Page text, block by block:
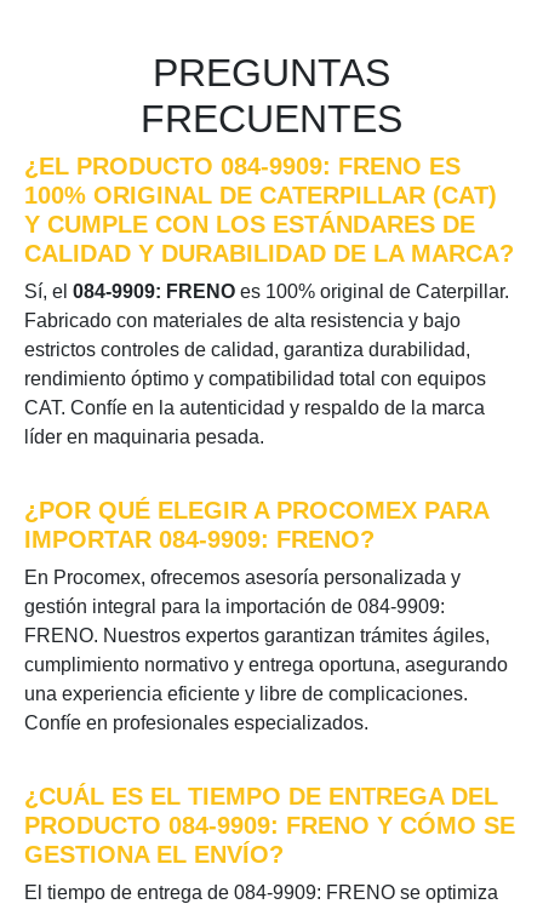
PREGUNTAS
FRECUENTES
¿EL PRODUCTO 084-9909: FRENO ES
100% ORIGINAL DE CATERPILLAR (CAT)
Y CUMPLE CON LOS ESTÁNDARES DE
CALIDAD Y DURABILIDAD DE LA MARCA?
Sí, el 084-9909: FRENO es 100% original de Caterpillar.
Fabricado con materiales de alta resistencia y bajo
estrictos controles de calidad, garantiza durabilidad,
rendimiento óptimo y compatibilidad total con equipos
CAT. Confíe en la autenticidad y respaldo de la marca
líder en maquinaria pesada.
¿POR QUÉ ELEGIR A PROCOMEX PARA
IMPORTAR 084-9909: FRENO?
En Procomex, ofrecemos asesoría personalizada y
gestión integral para la importación de 084-9909:
FRENO. Nuestros expertos garantizan trámites ágiles,
cumplimiento normativo y entrega oportuna, asegurando
una experiencia eficiente y libre de complicaciones.
Confíe en profesionales especializados.
¿CUÁL ES EL TIEMPO DE ENTREGA DEL
PRODUCTO 084-9909: FRENO Y CÓMO SE
GESTIONA EL ENVÍO?
El tiempo de entrega de 084-9909: FRENO se optimiza